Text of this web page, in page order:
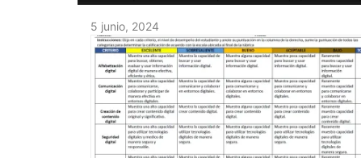
5 junio, 2024